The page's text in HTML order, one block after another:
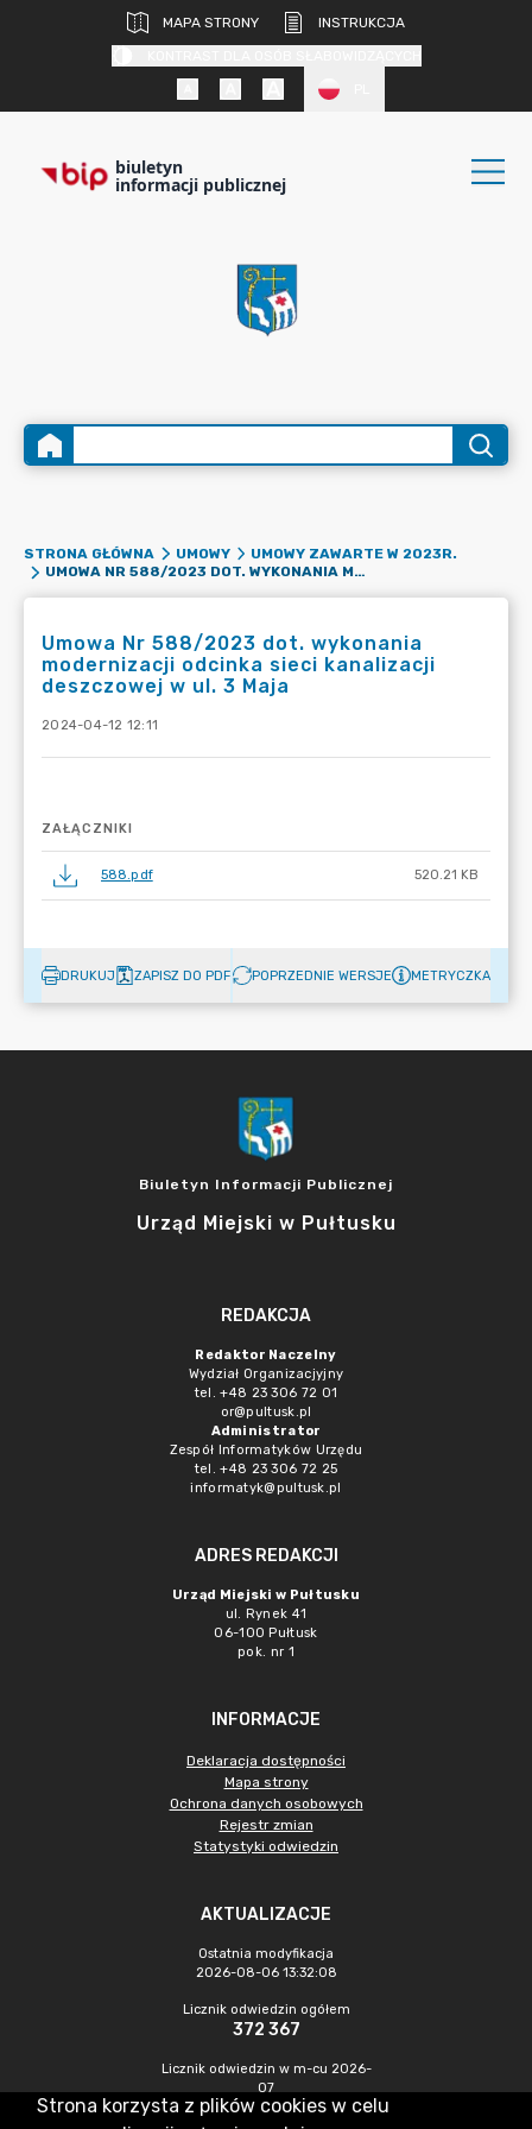
MAPA STRONY
INSTRUKCJA
biuletyn
informacji publicznej
STRONA GŁÓWNA UMOWY
UMOWY ZAWARTE W 2023R.
UMOWA NR 588/2023 DOT. WYKONANIA MODERNIZACJI ODCINKA SIECI KANALIZACJI DESZCZOWEJ W UL. 3 MAJA
Umowa Nr 588/2023 dot. wykonania
modernizacji odcinka sieci kanalizacji
deszczowej w ul. 3 Maja
2024-04-12 12:11
ZAŁĄCZNIKI
588.pdf 520.21 KB
DRUKUJ ZAPISZ DO PDF POPRZEDNIE WERSJE METRYCZKA
Biuletyn Informacji Publicznej
Urząd Miejski w Pułtusku
REDAKCJA
Redaktor Naczelny
Wydział Organizacjyjny
tel. +48 23 306 72 01
or@pultusk.pl
Administrator
Zespół Informatyków Urzędu
tel. +48 23 306 72 25
informatyk@pultusk.pl
ADRES REDAKCJI
Urząd Miejski w Pułtusku
ul. Rynek 41
06-100 Pułtusk
pok. nr 1
INFORMACJE
Deklaracja dostępności
Mapa strony
Ochrona danych osobowych
Rejestr zmian
Statystyki odwiedzin
AKTUALIZACJE
Ostatnia modyfikacja
2026-08-06 13:32:08
Licznik odwiedzin ogółem
372 367
Licznik odwiedzin w m-cu 2026-
07
1 071
Strona korzysta z plików cookies w celu